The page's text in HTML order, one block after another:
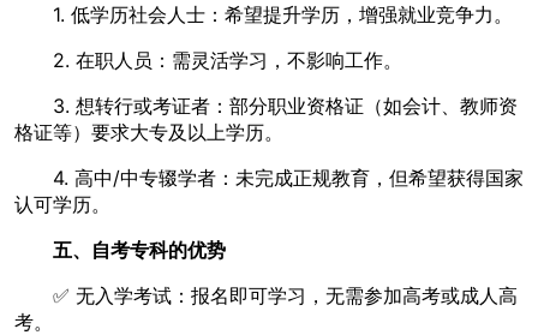
1. 低学历社会人士：希望提升学历，增强就业竞争力。
2. 在职人员：需灵活学习，不影响工作。
3. 想转行或考证者：部分职业资格证（如会计、教师资
格证等）要求大专及以上学历。
4. 高中/中专辍学者：未完成正规教育，但希望获得国家
认可学历。
五、自考专科的优势
✅ 无入学考试：报名即可学习，无需参加高考或成人高
考。